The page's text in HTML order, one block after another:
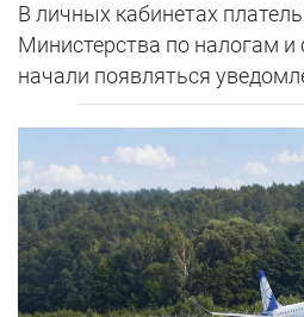
В личных кабинетах
Министерства по налогам и
начали появляться